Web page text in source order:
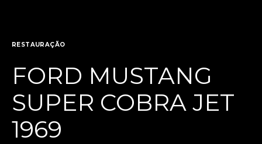
RESTAURAÇÃO
FORD MUSTANG
SUPER COBRA JET
1969